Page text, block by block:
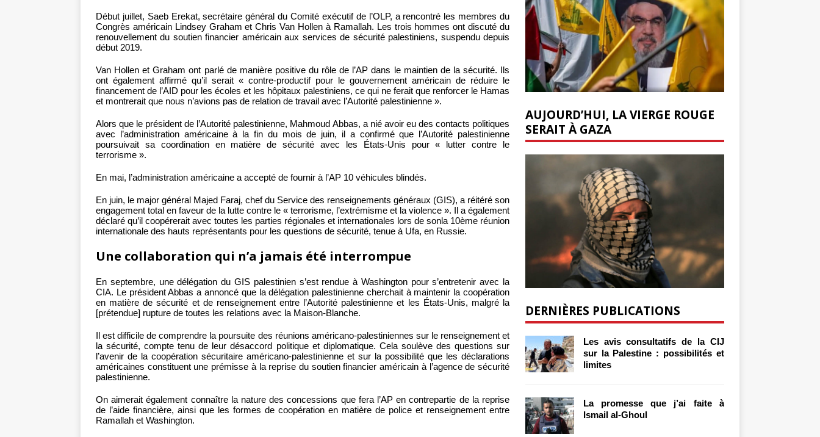
Début juillet, Saeb Erekat, secrétaire général du Comité exécutif de l’OLP, a rencontré les membres du
Congrès américain Lindsey Graham et Chris Van Hollen à Ramallah. Les trois hommes ont discuté du
renouvellement du soutien financier américain aux services de sécurité palestiniens, suspendu depuis
début 2019.
Van Hollen et Graham ont parlé de manière positive du rôle de l’AP dans le maintien de la sécurité. Ils
ont également affirmé qu’il serait « contre-productif pour le gouvernement américain de réduire le
financement de l’AID pour les écoles et les hôpitaux palestiniens, ce qui ne ferait que renforcer le Hamas
et montrerait que nous n’avions pas de relation de travail avec l’Autorité palestinienne ».
Alors que le président de l’Autorité palestinienne, Mahmoud Abbas, a nié avoir eu des contacts politiques
avec l’administration américaine à la fin du mois de juin, il a confirmé que l’Autorité palestinienne
poursuivait sa coordination en matière de sécurité avec les États-Unis pour « lutter contre le
terrorisme ».
En mai, l’administration américaine a accepté de fournir à l’AP 10 véhicules blindés.
En juin, le major général Majed Faraj, chef du Service des renseignements généraux (GIS), a réitéré son
engagement total en faveur de la lutte contre le « terrorisme, l’extrémisme et la violence ». Il a également
déclaré qu’il coopérerait avec toutes les parties régionales et internationales lors de sonla 10ème réunion
internationale des hauts représentants pour les questions de sécurité, tenue à Ufa, en Russie.
Une collaboration qui n’a jamais été interrompue
En septembre, une délégation du GIS palestinien s’est rendue à Washington pour s’entretenir avec la
CIA. Le président Abbas a annoncé que la délégation palestinienne cherchait à maintenir la coopération
en matière de sécurité et de renseignement entre l’Autorité palestinienne et les États-Unis, malgré la
[prétendue] rupture de toutes les relations avec la Maison-Blanche.
Il est difficile de comprendre la poursuite des réunions américano-palestiniennes sur le renseignement et
la sécurité, compte tenu de leur désaccord politique et diplomatique. Cela soulève des questions sur
l’avenir de la coopération sécuritaire américano-palestinienne et sur la possibilité que les déclarations
américaines constituent une prémisse à la reprise du soutien financier américain à l’agence de sécurité
palestinienne.
On aimerait également connaître la nature des concessions que fera l’AP en contrepartie de la reprise
de l’aide financière, ainsi que les formes de coopération en matière de police et renseignement entre
Ramallah et Washington.
AUJOURD’HUI, LA VIERGE ROUGE
SERAIT À GAZA
DERNIÈRES PUBLICATIONS
Les avis consultatifs de la CIJ
sur la Palestine : possibilités et
limites
La promesse que j’ai faite à
Ismail al-Ghoul